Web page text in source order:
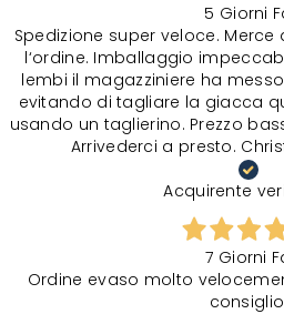
5 Giorni
Spedizione super veloce.
l‘ordine. Imballaggio
lembi il magazziniere ha
evitando di tagliare la giacca
usando un taglierino. Prezzo
Arrivederci a presto.
Acquirente
7 Giorni
Ordine evaso molto